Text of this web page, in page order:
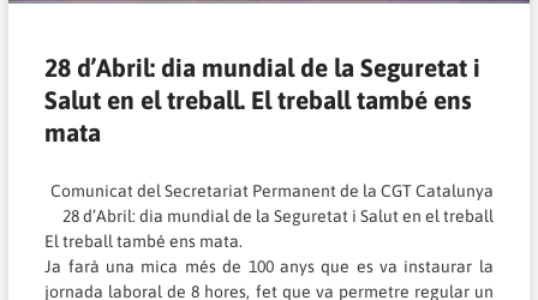
28 d’Abril: dia mundial de la Seguretat i
Salut en el treball. El treball també ens
mata
Comunicat del Secretariat Permanent de la CGT Catalunya
28 d’Abril: dia mundial de la Seguretat i Salut en el treball
El treball també ens mata.
Ja farà una mica més de 100 anys que es va instaurar la
jornada laboral de 8 hores, fet que va permetre regular un